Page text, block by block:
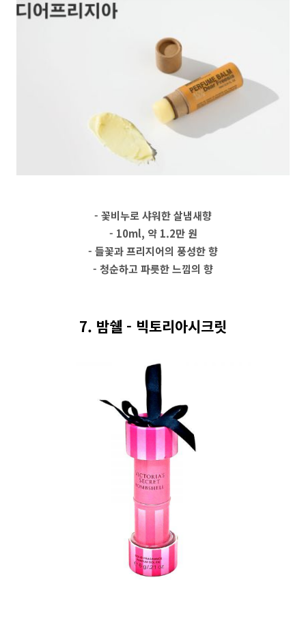
- 꽃비누로 샤워한 살냄새향
- 10ml, 약 1.2만 원
- 들꽃과 프리지어의 풍성한 향
- 청순하고 파릇한 느낌의 향
7. 밤쉘 - 빅토리아시크릿